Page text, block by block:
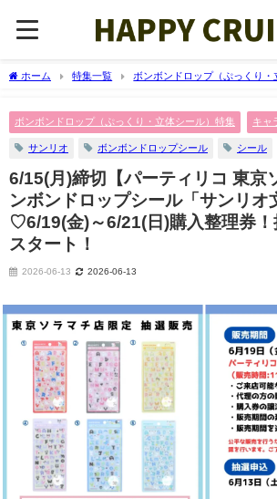
ホーム 特集一覧
ボンボンドロップ（ぷっくり・
ボンボンドロップ（ぷっくり・立体シール）特集
キャ
サンリオ ボンボンドロップシール シール
6/15(月)締切【パーティリコ 東京
ンボンドロップシール「サンリオ
♡6/19(金)～6/21(日)購入整理券！
スタート！
2026-06-13 2026-06-13